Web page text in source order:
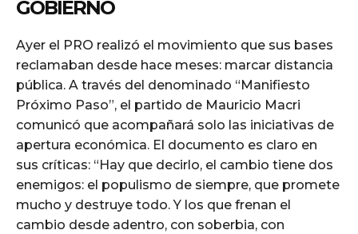
GOBIERNO
Ayer el PRO realizó el movimiento que sus bases
reclamaban desde hace meses: marcar distancia
pública. A través del denominado “Manifiesto
Próximo Paso”, el partido de Mauricio Macri
comunicó que acompañará solo las iniciativas de
apertura económica. El documento es claro en
sus críticas: “Hay que decirlo, el cambio tiene dos
enemigos: el populismo de siempre, que promete
mucho y destruye todo. Y los que frenan el
cambio desde adentro, con soberbia, con